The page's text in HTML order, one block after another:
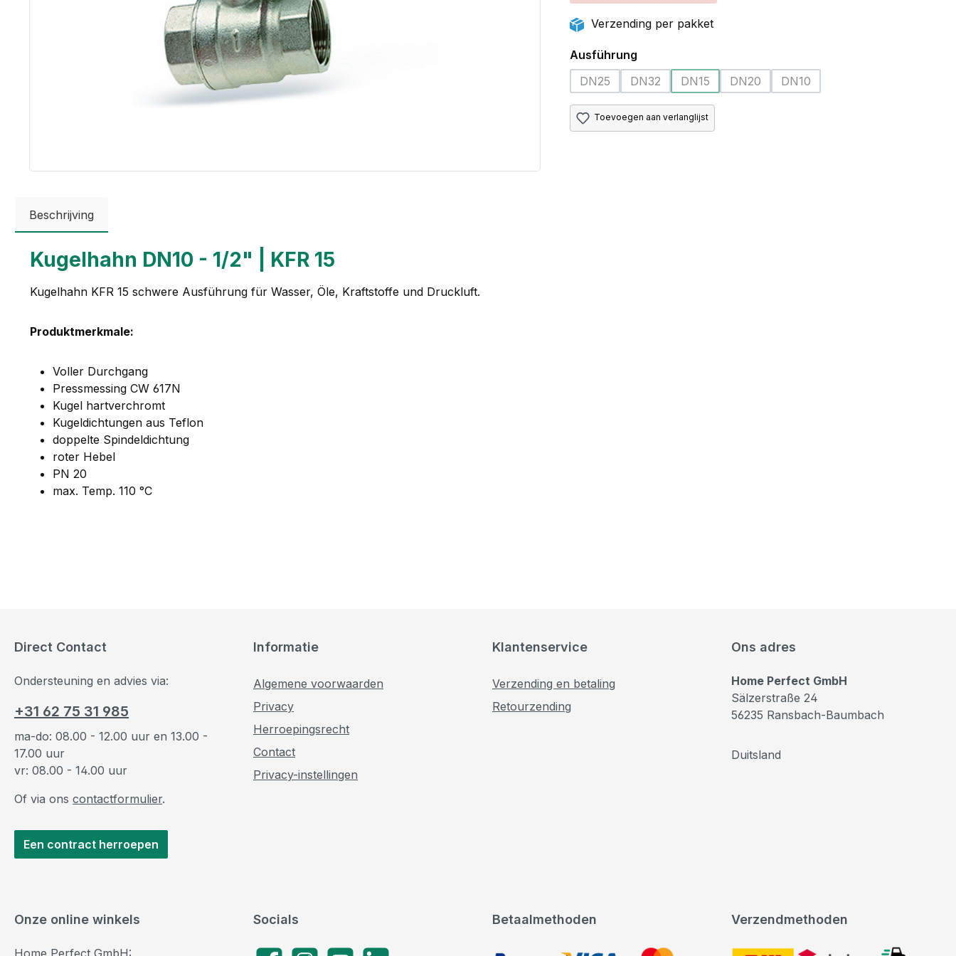
Verzending per pakket
Selecteer
Ausführung
DN25
(Deze optie is momenteel niet beschikbaar.)
DN32
(Deze optie is momenteel niet beschikbaar.)
DN15
(Deze optie is momenteel niet beschikbaar.)
DN20
(Deze optie is momenteel niet beschikbaar.)
DN10
(Deze optie is momenteel niet
Toevoegen aan verlanglijst
Beschrijving
Kugelhahn DN10 - 1/2" | KFR 15
Kugelhahn KFR 15 schwere Ausführung für Wasser, Öle, Kraftstoffe und Druckluft.
Produktmerkmale:
Voller Durchgang
Pressmessing CW 617N
Kugel hartverchromt
Kugeldichtungen aus Teflon
doppelte Spindeldichtung
roter Hebel
PN 20
max. Temp. 110 °C
Direct Contact
Ondersteuning en advies via:
+31 62 75 31 985
ma-do: 08.00 - 12.00 uur en 13.00 -
17.00 uur
vr: 08.00 - 14.00 uur
Of via ons contactformulier.
Een contract herroepen
Informatie
Algemene voorwaarden
Privacy
Herroepingsrecht
Contact
Privacy-instellingen
Klantenservice
Verzending en betaling
Retourzending
Betaalmethoden Verzendmethoden
Ons adres
Home Perfect GmbH
Sälzerstraße 24
56235 Ransbach-Baumbach
Duitsland
Socials
Onze online winkels